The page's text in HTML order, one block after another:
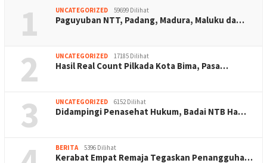
1 UNCATEGORIZED 59699 Dilihat
Paguyuban NTT, Padang, Madura, Maluku da…
2 UNCATEGORIZED 17185 Dilihat
Hasil Real Count Pilkada Kota Bima, Pasa…
3 UNCATEGORIZED 6152 Dilihat
Didampingi Penasehat Hukum, Badai NTB Ha…
BERITA 5396 Dilihat
Kerabat Empat Remaja Tegaskan Penangguha…